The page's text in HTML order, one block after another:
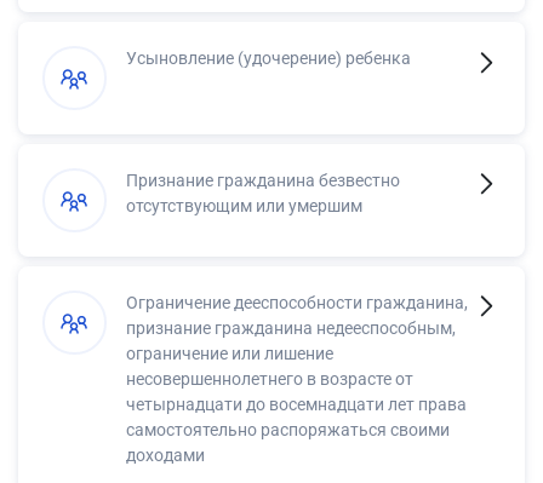
Усыновление (удочерение) ребенка
Признание гражданина безвестно
отсутствующим или умершим
Ограничение дееспособности гражданина,
признание гражданина недееспособным,
ограничение или лишение
несовершеннолетнего в возрасте от
четырнадцати до восемнадцати лет права
самостоятельно распоряжаться своими
доходами